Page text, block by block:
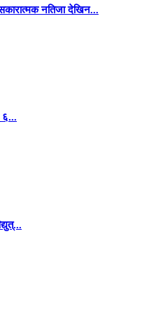
नतिजा देखिन...
६...